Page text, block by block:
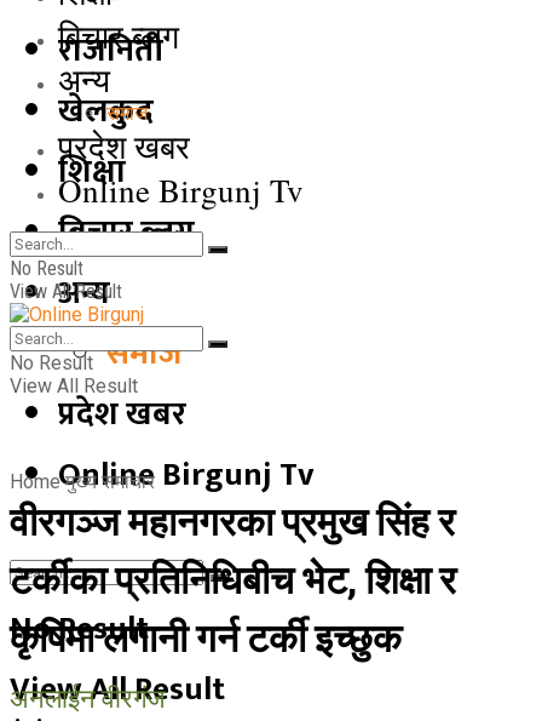
राजनिती
खेलकुद
शिक्षा
बिचार ब्लग
अन्य
समाज
प्रदेश खबर
Online Birgunj Tv
No Result
View All Result
बिचार ब्लग
अन्य
समाज
प्रदेश खबर
Online Birgunj Tv
No Result
View All Result
No Result
View All Result
Home मुख्य समाचार
वीरगञ्ज महानगरका प्रमुख सिंह र
टर्कीका प्रतिनिधिबीच भेट, शिक्षा र
कृषिमा लगानी गर्न टर्की इच्छुक
अनलाईन वीरगंज